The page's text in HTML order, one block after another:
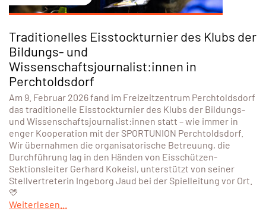
Traditionelles Eisstockturnier des Klubs der
Bildungs- und
Wissenschaftsjournalist:innen in
Perchtoldsdorf
Am 9. Februar 2026 fand im Freizeitzentrum Perchtoldsdorf
das traditionelle Eisstockturnier des Klubs der Bildungs-
und Wissenschaftsjournalist:innen statt – wie immer in
enger Kooperation mit der SPORTUNION Perchtoldsdorf.
Wir übernahmen die organisatorische Betreuung, die
Durchführung lag in den Händen von Eisschützen-
Sektionsleiter Gerhard Kokeisl, unterstützt von seiner
Stellvertreterin Ingeborg Jaud bei der Spielleitung vor Ort.
💛
Weiterlesen...